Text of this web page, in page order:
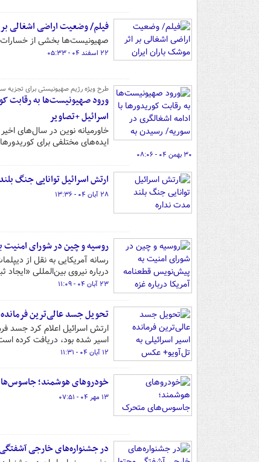
فیلم/ وضعیت اراضی اشغالی بر
صهیونیست‌ها بخشی از خسارات
۲۲ اسفند ۰۴ - ۰۵:۳۳
طرح ویژه رژیم صهیونیستی برای تجزیه
ورود صهیونیست‌ها به رقابت
اسرائیل +تصاویر
خاورمیانه نوین در سال‌های
ایده‌های مختلفی برای
۳۰ بهمن ۰۴ - ۰۸:۰۶
ارتش اسرائیل توانایی جنگ
۲۸ آبان ۰۴ - ۱۳:۳۶
روسیه و چین در شورای امنیت
رسانه آمریکایی به نقل از
درباره نیروی بین‌المللی
۲۳ آبان ۰۴ - ۱۱:۰۹
تحویل جسد عالی‌ترین
ارتش اسرائیل اعلام کرد جسد
اسیر شده بود، دریافت کرده
۱۲ آبان ۰۴ - ۱۱:۳۱
خودروهای هوشمند؛
۱۳ مهر ۰۴ - ۰۷:۵۱
در جشنواره‌های خارجی